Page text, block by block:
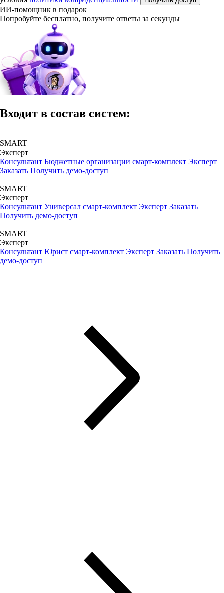
ИИ-помощник в подарок
Попробуйте бесплатно, получите ответы за секунды
Входит в состав систем:
SMART
Эксперт
Консультант Бюджетные организации смарт-комплект Эксперт
Заказать Получить демо-доступ
SMART
Эксперт
Консультант Универсал смарт-комплект Эксперт Заказать
Получить демо-доступ
SMART
Эксперт
Консультант Юрист смарт-комплект Эксперт Заказать Получить
демо-доступ